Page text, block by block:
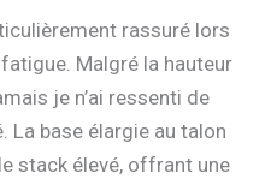
rassuré lors
Malgré la hauteur
je n’ai ressenti de
La base élargie au talon
stack élevé, offrant une